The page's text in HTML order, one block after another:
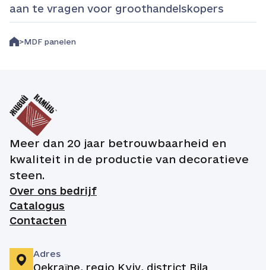
aan te vragen voor groothandelskopers
MDF panelen
Meer dan 20 jaar betrouwbaarheid en
kwaliteit in de productie van decoratieve
steen.
Over ons bedrijf
Catalogus
Contacten
Adres
Oekraïne, regio Kyiv, district Bila